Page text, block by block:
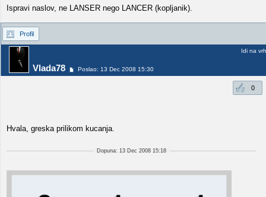
Ispravi naslov, ne LANSER nego LANCER (kopljanik).
Profil
Vlada78 Poslao: 13 Dec 2008 15:30
Idi na vrh
0
Hvala, greska prilikom kucanja.
Dopuna: 13 Dec 2008 15:18